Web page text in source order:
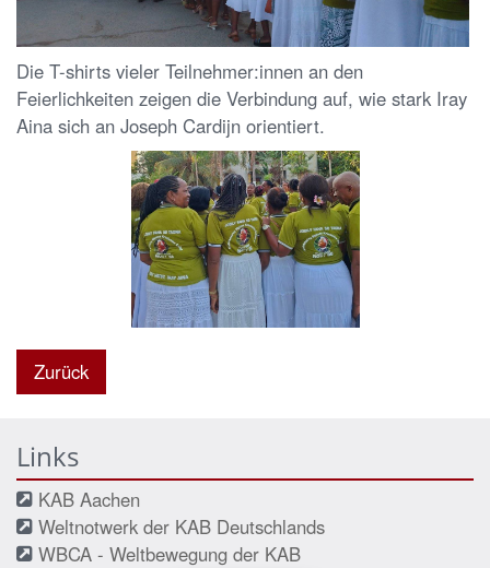
Die T-shirts vieler Teilnehmer:innen an den
Feierlichkeiten zeigen die Verbindung auf, wie stark Iray
Aina sich an Joseph Cardijn orientiert.
Zurück
Links
KAB Aachen
Weltnotwerk der KAB Deutschlands
WBCA - Weltbewegung der KAB